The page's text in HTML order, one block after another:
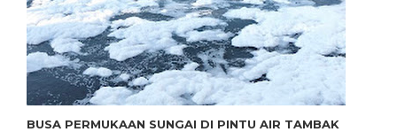
BUSA PERMUKAAN SUNGAI DI PINTU AIR TAMBAK